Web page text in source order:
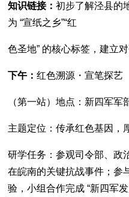
知识链接：初步了解泾县的
为 “宣纸之乡”“红
色圣地” 的核心标签，建立
下午：红色溯源・宣笔探艺
（第一站）地点：新四军军
主题定位：传承红色基因，
研学任务：参观司令部、政
在皖南的关键抗战事件；参
验，小组合作完成 “新四军发